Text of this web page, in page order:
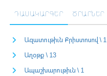
ԴԱՍԱԿԱՐԳԵՐ ԾՐԱՐՆԵՐ
Ազատութիւն Քրիստոսով \ 1
Աղօթք \ 13
Ապաշխարութիւն \ 1